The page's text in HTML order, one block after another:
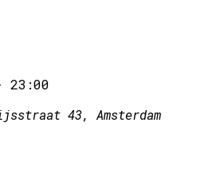
23:00
43, Amsterdam